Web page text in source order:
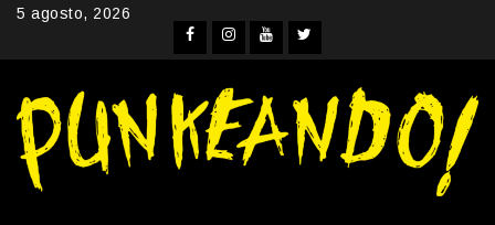
Skip5 agosto, 2026
Facebook
Instagram
YouTube
Twitter